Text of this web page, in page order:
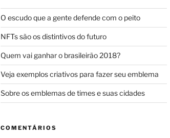
O escudo que a gente defende com o peito
NFTs são os distintivos do futuro
Quem vai ganhar o brasileirão 2018?
Veja exemplos criativos para fazer seu emblema
Sobre os emblemas de times e suas cidades
COMENTÁRIOS